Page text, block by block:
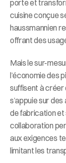
porte et
cuisine conçue
haussmannien
offrant des
Mais le sur-
l’économie des
suffisent à créer
s’appuie sur
de fabrication et
collaboration
aux exigences
limitant les